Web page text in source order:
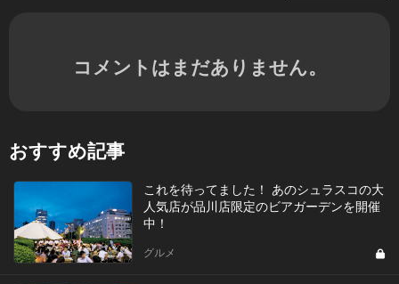
コメントはまだありません。
おすすめ記事
これを待ってました！ あのシュラスコの大
人気店が品川店限定のビアガーデンを開催
中！
グルメ